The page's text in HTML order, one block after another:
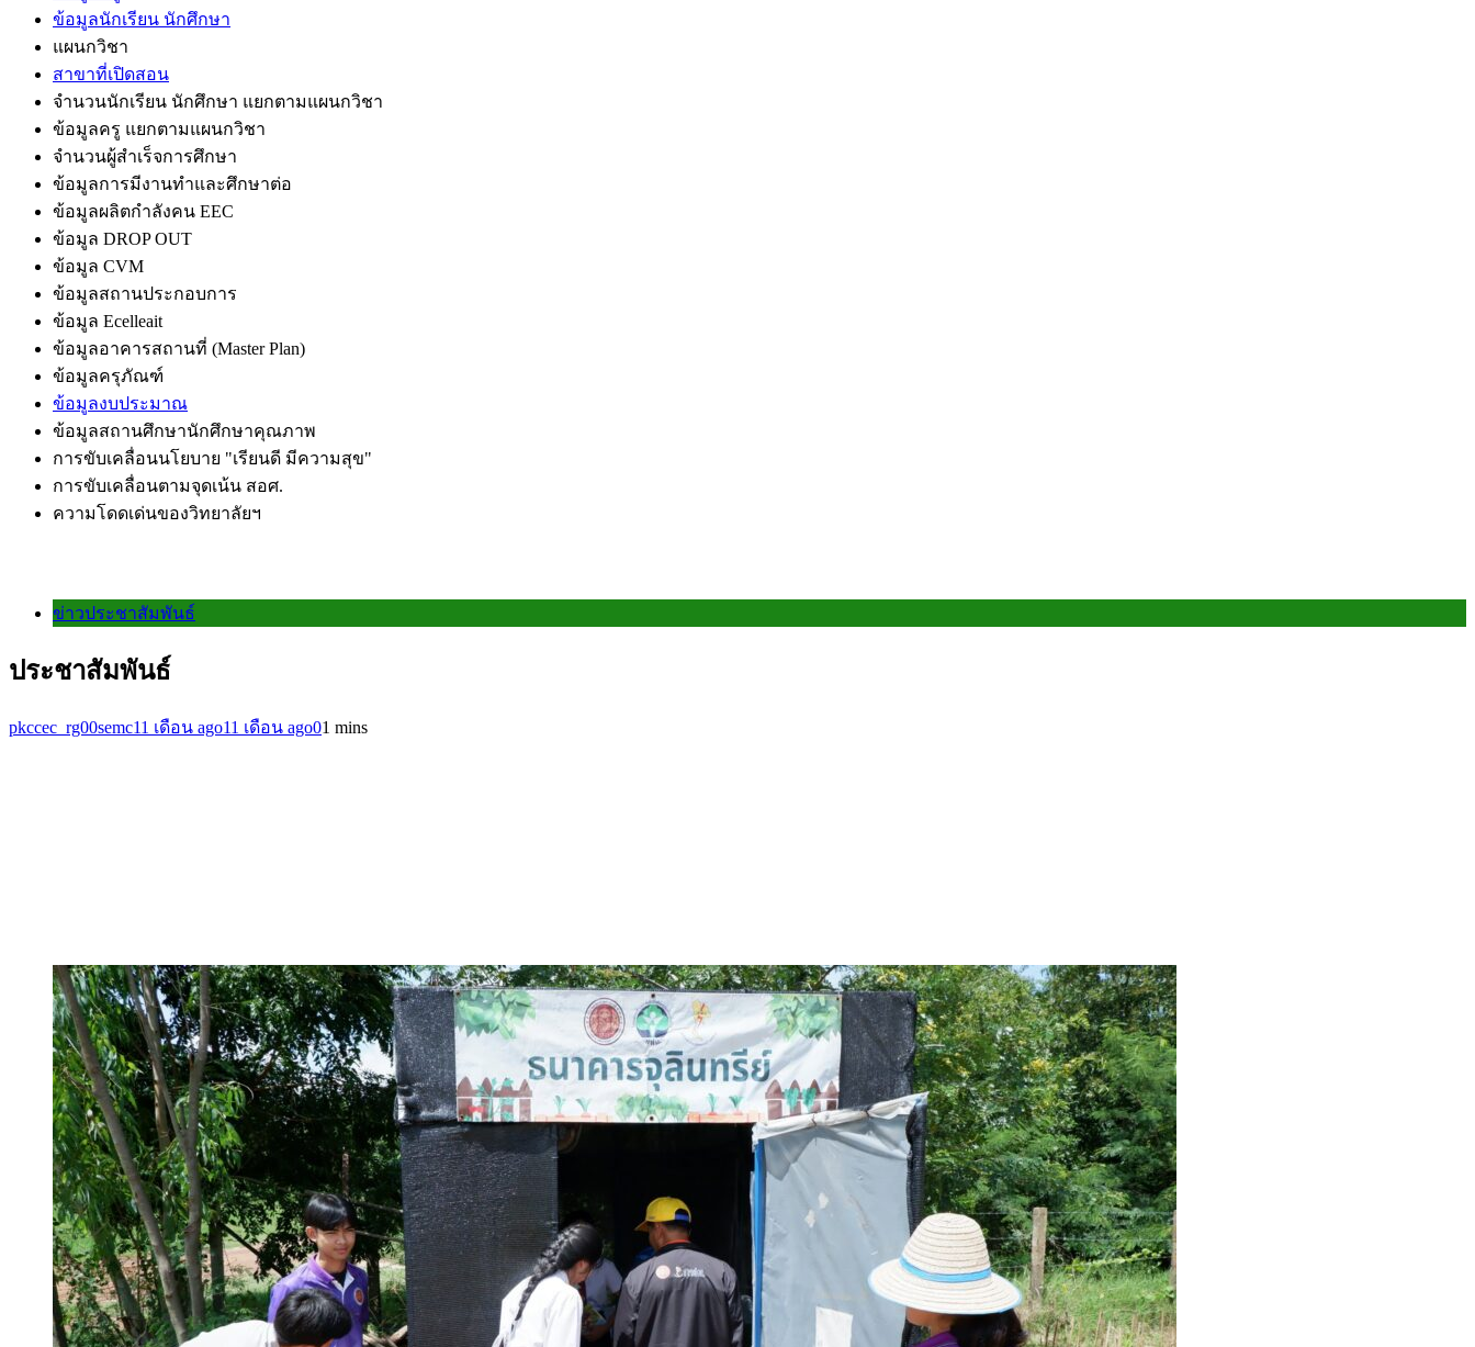
ข้อมูลนักเรียน นักศึกษา
แผนกวิชา
สาขาที่เปิดสอน
จำนวนนักเรียน นักศึกษา แยกตามแผนกวิชา
ข้อมูลครู แยกตามแผนกวิชา
จำนวนผู้สำเร็จการศึกษา
ข้อมูลการมีงานทำและศึกษาต่อ
ข้อมูลผลิตกำลังคน EEC
ข้อมูล DROP OUT
ข้อมูล CVM
ข้อมูลสถานประกอบการ
ข้อมูล Ecelleait
ข้อมูลอาคารสถานที่ (Master Plan)
ข้อมูลครุภัณฑ์
ข้อมูลงบประมาณ
ข้อมูลสถานศึกษานักศึกษาคุณภาพ
การขับเคลื่อนนโยบาย "เรียนดี มีความสุข"
การขับเคลื่อนตามจุดเน้น สอศ.
ความโดดเด่นของวิทยาลัยฯ
ข่าวประชาสัมพันธ์
ประชาสัมพันธ์
pkccec_rg00semc11 เดือน ago11 เดือน ago01 mins